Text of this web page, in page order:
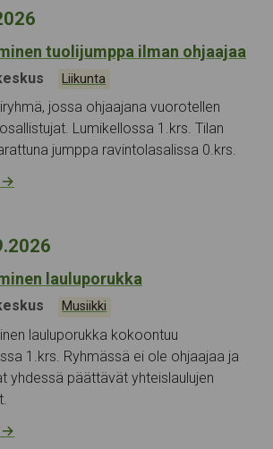
tuolijumppa ilman ohjaajaa
Kategoriat:
Liikunta
jossa ohjaajana vuorotellen
Lumikellossa 1.krs. Tilan
jumppa ravintolasalissa 0.krs.
→
lauluporukka
Kategoriat:
Musiikki
lauluporukka kokoontuu
1.krs. Ryhmässä ei ole ohjaajaa ja
yhdessä päättävät yhteislaulujen
→